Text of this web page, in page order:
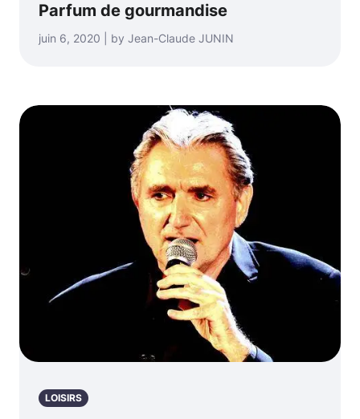
Parfum de gourmandise
juin 6, 2020 | by Jean-Claude JUNIN
LOISIRS